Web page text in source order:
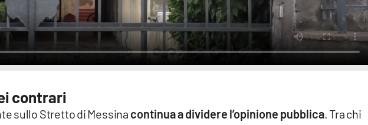
contrari
sullo Stretto di Messina continua a dividere l’opinione pubblica. Tra chi